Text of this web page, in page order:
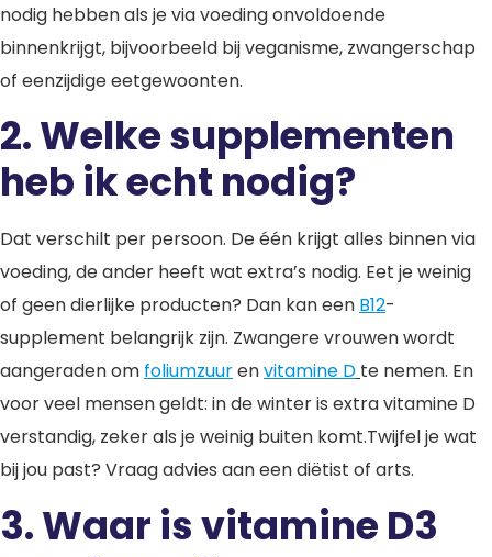
nodig hebben als je via voeding onvoldoende
binnenkrijgt, bijvoorbeeld bij veganisme, zwangerschap
of eenzijdige eetgewoonten.
2. Welke supplementen
heb ik echt nodig?
Dat verschilt per persoon. De één krijgt alles binnen via
voeding, de ander heeft wat extra’s nodig. Eet je weinig
of geen dierlijke producten? Dan kan een B12-
supplement belangrijk zijn. Zwangere vrouwen wordt
aangeraden om foliumzuurenvitamine D te nemen. En
voor veel mensen geldt: in de winter is extra vitamine D
verstandig, zeker als je weinig buiten komt.Twijfel je wat
bij jou past? Vraag advies aan een diëtist of arts.
3. Waar is vitamine D3